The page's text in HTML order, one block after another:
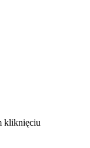
kliknięciu